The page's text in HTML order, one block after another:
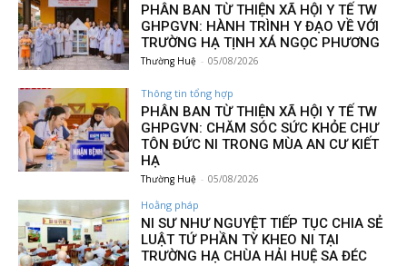
PHÂN BAN TỪ THIỆN XÃ HỘI Y TẾ TW
GHPGVN: HÀNH TRÌNH Y ĐẠO VỀ VỚI
TRƯỜNG HẠ TỊNH XÁ NGỌC PHƯƠNG
Thường Huệ - 05/08/2026
Thông tin tổng hợp
PHÂN BAN TỪ THIỆN XÃ HỘI Y TẾ TW
GHPGVN: CHĂM SÓC SỨC KHỎE CHƯ
TÔN ĐỨC NI TRONG MÙA AN CƯ KIẾT
HẠ
Thường Huệ - 05/08/2026
Hoằng pháp
NI SƯ NHƯ NGUYỆT TIẾP TỤC CHIA SẺ
LUẬT TỨ PHẦN TỲ KHEO NI TẠI
TRƯỜNG HẠ CHÙA HẢI HUỆ SA ĐÉC